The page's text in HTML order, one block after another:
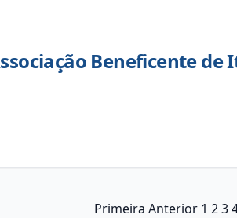
Beneficente de
Primeira Anterior 1 23